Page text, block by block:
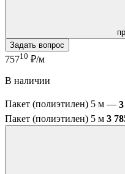
Задать вопрос
75710 ₽/м
В наличии
Пакет (полиэтилен) 5 м —
Пакет (полиэтилен) 5 м 3